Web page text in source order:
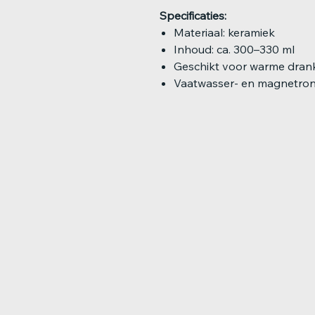
Specificaties:
Materiaal: keramiek
Inhoud: ca. 300–330 ml
Geschikt voor warme
Vaatwasser- en